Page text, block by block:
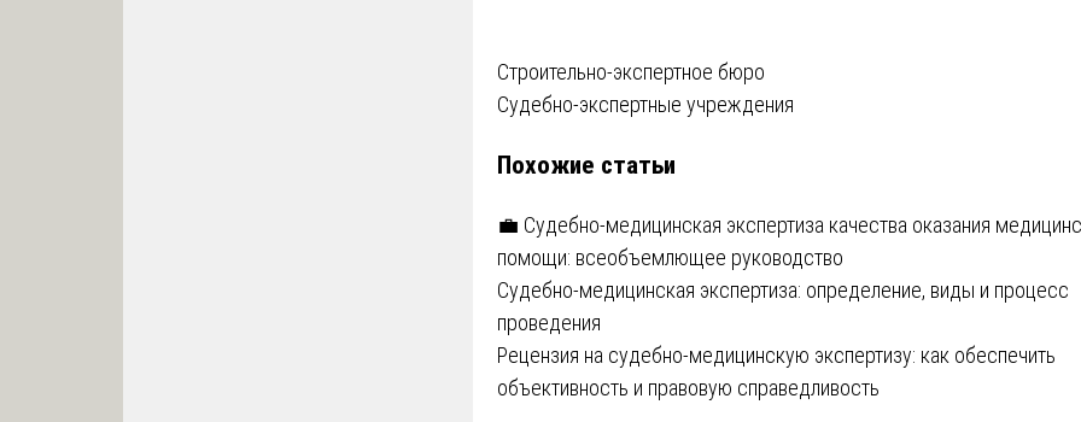
Навигация
по
записям
Строительно-экспертное бюро
Судебно-экспертные учреждения
Похожие статьи
💼 Судебно-медицинская экспертиза качества оказания
помощи: всеобъемлющее руководство
Судебно-медицинская экспертиза: определение, виды и процесс
проведения
Рецензия на судебно-медицинскую экспертизу: как обеспечить
объективность и правовую справедливость